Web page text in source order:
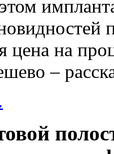
цена на
–